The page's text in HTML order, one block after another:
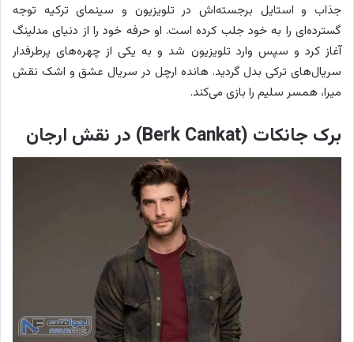
جذاب و استایل برجسته‌اش در تلویزیون و سینمای ترکیه توجه
گسترده‌ای را به خود جلب کرده است. او حرفه خود را از دنیای مدلینگ
آغاز کرد و سپس وارد تلویزیون شد و به یکی از چهره‌های پرطرفدار
سریال‌های ترکی بدل گردید. هانده ارچل در سریال عشق و اشک نقش
میرا، همسر سلیم را بازی می‌کند.
برک جانکات (Berk Cankat) در نقش ارجان